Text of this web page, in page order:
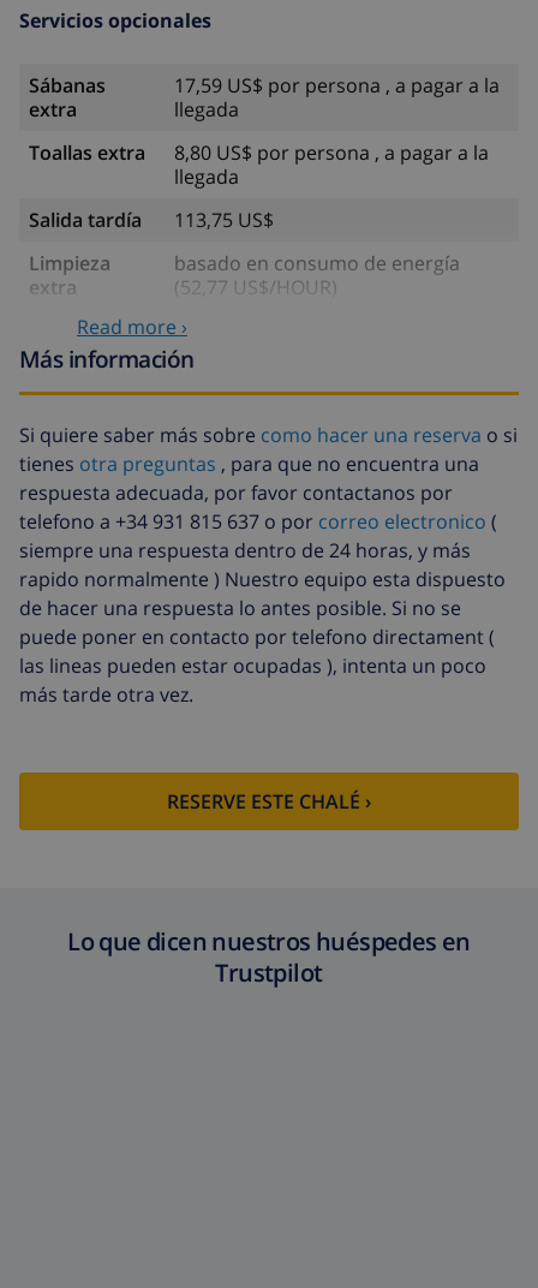
Servicios opcionales
Sábanas
extra
17,59 US$ por persona , a pagar a la
llegada
Toallas extra
8,80 US$ por persona , a pagar a la
llegada
Salida tardía
113,75 US$
Limpieza
extra
basado en consumo de energía
(52,77 US$/HOUR)
Fondo
cancelación:
4.80% del importe total
Read more ›
Más información
Si quiere saber más sobre como hacer una reserva o si
tienes otra preguntas , para que no encuentra una
respuesta adecuada, por favor contactanos por
telefono a +34 931 815 637 o por correo electronico (
siempre una respuesta dentro de 24 horas, y más
rapido normalmente ) Nuestro equipo esta dispuesto
de hacer una respuesta lo antes posible. Si no se
puede poner en contacto por telefono directament (
las lineas pueden estar ocupadas ), intenta un poco
más tarde otra vez.
RESERVE ESTE CHALÉ ›
Lo que dicen nuestros huéspedes en
Trustpilot